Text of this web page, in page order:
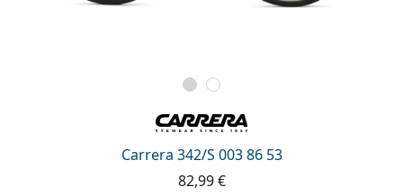
Carrera 342/S 003 86 53
82,99 €